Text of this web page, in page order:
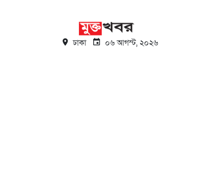
ঢাকা ০৬ আগস্ট, ২০২৬